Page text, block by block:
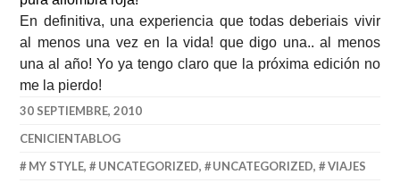
En definitiva, una experiencia que todas deberiais vivir
al menos una vez en la vida! que digo una.. al menos
una al año! Yo ya tengo claro que la próxima edición no
me la pierdo!
30 SEPTIEMBRE, 2010
CENICIENTABLOG
MY STYLE, UNCATEGORIZED, UNCATEGORIZED, VIAJES